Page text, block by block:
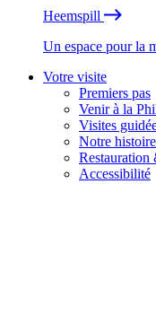
Heemspill
Un espace pour la
Votre visite
Premiers pas
Venir à la
Visites
Notre histoire
Restauration
Accessibilité